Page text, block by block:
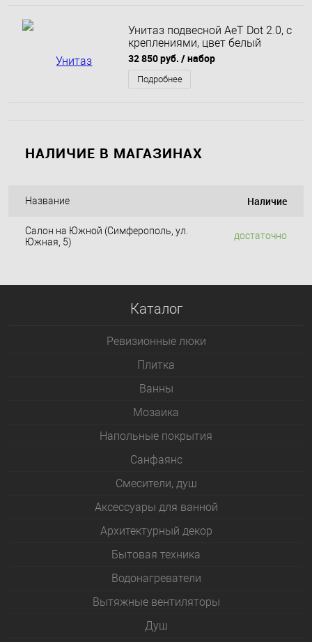
Унитаз подвесной AeT Dot 2.0, с
креплениями, цвет белый
S555T0R0V6100
32 850 руб. / набор
Подробнее
НАЛИЧИЕ В МАГАЗИНАХ
Название Наличие
Салон на Южной (Симферополь, ул.
Южная, 5)
достаточно
Каталог
Ревизионные люки
Плитка
Bанны
Мозаика
Напольные покрытия
Санфаянс
Смесители, душ
Аксессуары для ванной
Архитектурный декор
Бытовая техника
Водонагреватели
Вытяжные вентиляторы
Душ